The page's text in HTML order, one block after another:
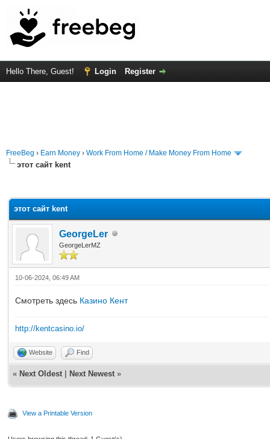
Hello There, Guest! Login Register
FreeBeg › Earn Money › Work From Home / Make Money From Home
этот сайт kent
этот сайт kent
GeorgeLer
GeorgeLerMZ
10-06-2024, 06:49 AM
Смотреть здесь Казино Кент
http://kentcasino.io/
Website Find
« Next Oldest Next Newest »
View a Printable Version